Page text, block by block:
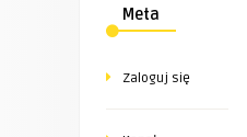
Meta
Zaloguj się